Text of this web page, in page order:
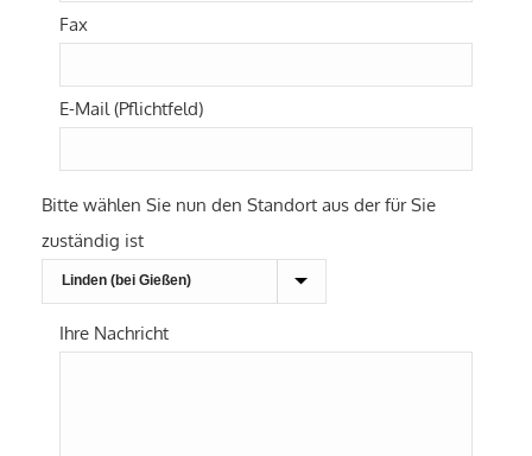
Fax
E-Mail (Pflichtfeld)
Bitte wählen Sie nun den Standort aus der für Sie
zuständig ist
Ihre Nachricht